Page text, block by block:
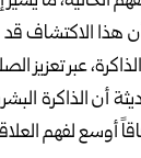
هذا الاكتشاف قد
عبر تعزيز
أن الذاكرة
أوسع لفهم